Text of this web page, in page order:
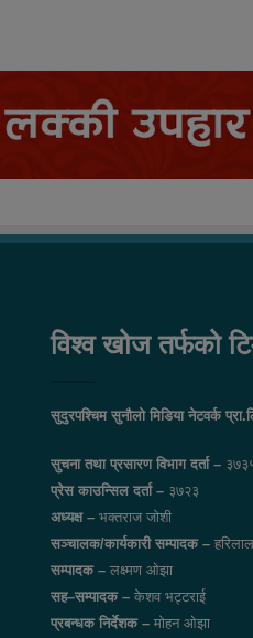
विश्व खोज तर्फको
सुदुरपश्चिम सुनौलो मिडिया नेटवर्क
सुचना तथा प्रसारण विभाग दर्ता –
प्रेस काउन्सिल दर्ता – ३७२३
अध्यक्ष – भक्तराज जोशी
सञ्चालक/कार्यकारी सम्पादक –
सम्पादक – लक्ष्मण ओझा
सह–सम्पादक – केशव भट्टराई
प्रबन्धक निर्देशक – मोहन ओझा